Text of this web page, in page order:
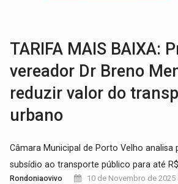
TARIFA MAIS BAIXA:
vereador Dr Breno
reduzir valor do
urbano
Câmara Municipal de Porto Velho analisa
subsídio ao transporte público para até
Rondoniaovivo
10 de Novembro de 2025